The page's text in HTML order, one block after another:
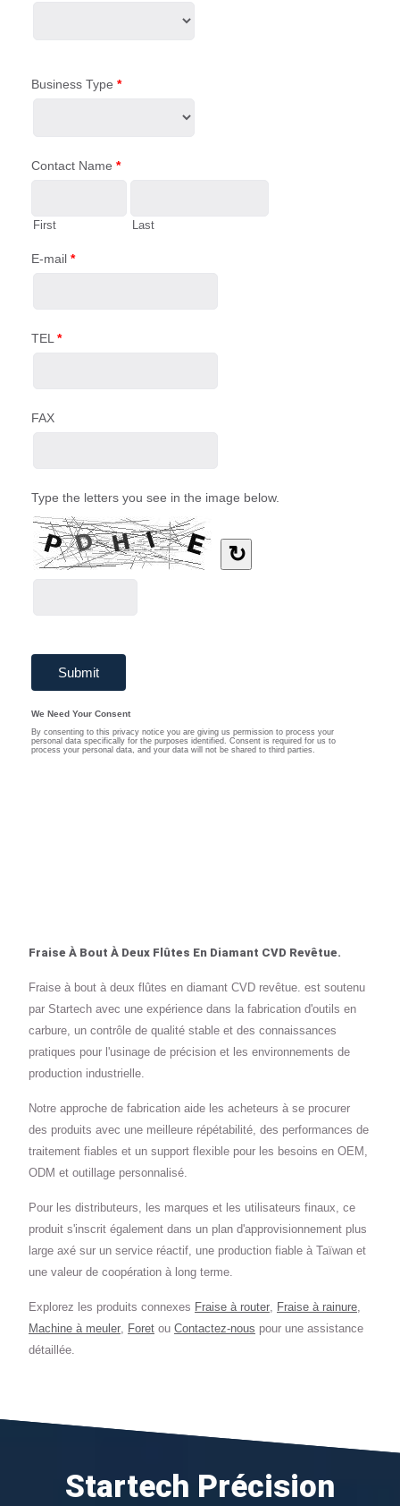
Fraise À Bout À Deux Flûtes En Diamant CVD Revêtue.
Fraise à bout à deux flûtes en diamant CVD revêtue. est soutenu
par Startech avec une expérience dans la fabrication d'outils en
carbure, un contrôle de qualité stable et des connaissances
pratiques pour l'usinage de précision et les environnements de
production industrielle.
Notre approche de fabrication aide les acheteurs à se procurer
des produits avec une meilleure répétabilité, des performances de
traitement fiables et un support flexible pour les besoins en OEM,
ODM et outillage personnalisé.
Pour les distributeurs, les marques et les utilisateurs finaux, ce
produit s'inscrit également dans un plan d'approvisionnement plus
large axé sur un service réactif, une production fiable à Taïwan et
une valeur de coopération à long terme.
Explorez les produits connexes Fraise à router, Fraise à rainure,
Machine à meuler, Foret ou Contactez-nous pour une assistance
détaillée.
Startech Précision